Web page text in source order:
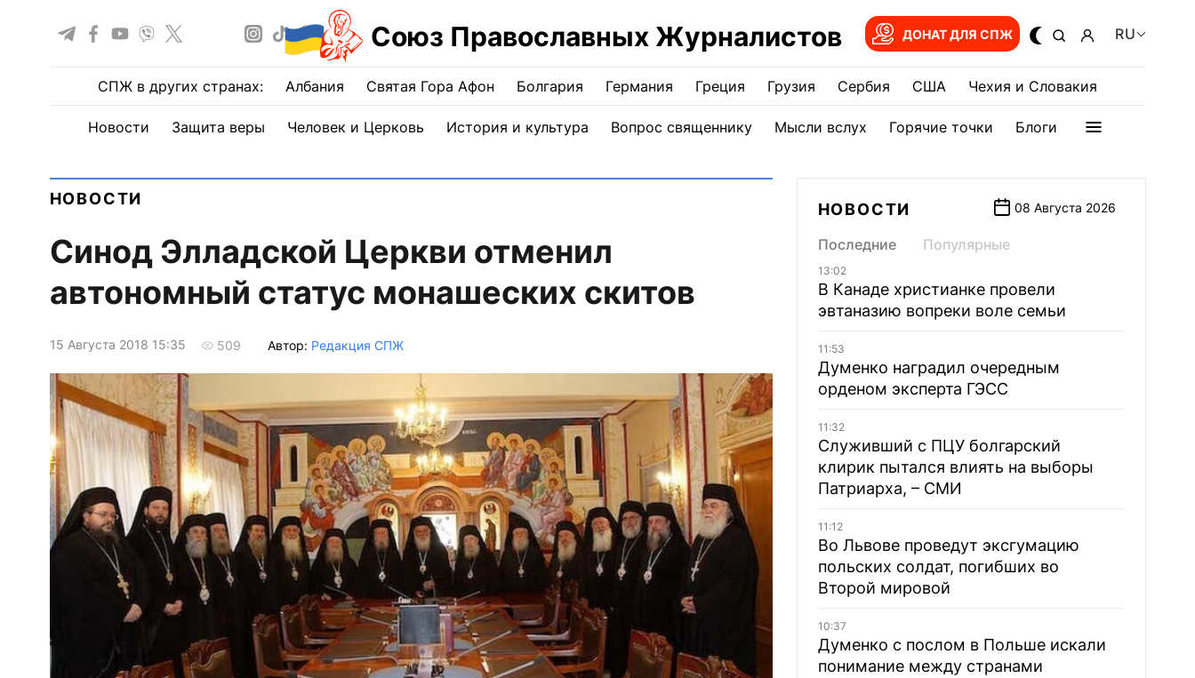
Союз Православных Журналистов ДОНАТ ДЛЯ СПЖ RU
СПЖ в других странах: Албания Святая Гора Афон Болгария Германия Греция Грузия Сербия США Чехия и Словакия
Новости Защита веры Человек и Церковь История и культура Вопрос священнику Мысли вслух Горячие точки Блоги
НОВОСТИ
Синод Элладской Церкви отменил
автономный статус монашеских скитов
15 Августа 2018 15:35 509 Автор: Редакция СПЖ
НОВОСТИ 08 Августа 2026
Последние Популярные
13:02
В Канаде христианке провели
эвтаназию вопреки воле семьи
11:53
Думенко наградил очередным
орденом эксперта ГЭСС
11:32
Служивший с ПЦУ болгарский
клирик пытался влиять на выборы
Патриарха, – СМИ
11:12
Во Львове проведут эксгумацию
польских солдат, погибших во
Второй мировой
10:37
Думенко с послом в Польше искали
понимание между странами